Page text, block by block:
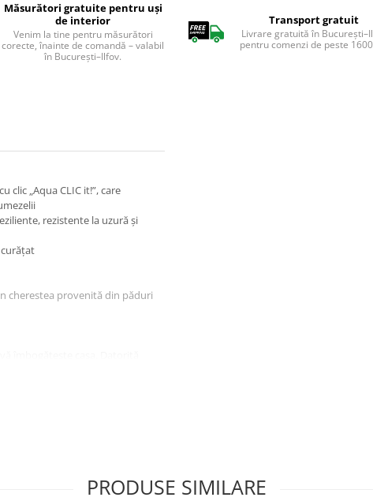
Măsurători gratuite pentru uși
de interior
Venim la tine pentru măsurători
corecte, înainte de comandă – valabil
în București–Ilfov.
Transport gratuit
Livrare gratuită în
pentru comenzi de peste
clic „Aqua CLIC it!”, care
rezistente la uzură și
curățat
cherestea provenită din păduri
pentru casa
cu clic asigură
o montare simplă.
zilnică. Este fabricată într-
PRODUSE SIMILARE